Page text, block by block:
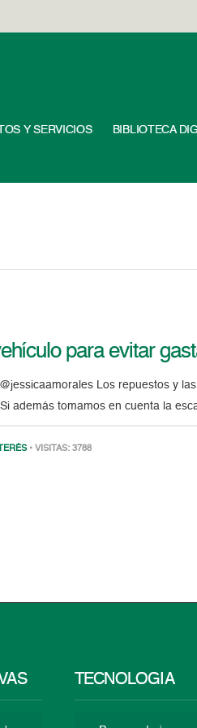
Y SERVICIOS BIBLIOTECA
para evitar
Los repuestos y
además tomamos en cuenta la
• VISITAS: 3788
TECNOLOGÍA